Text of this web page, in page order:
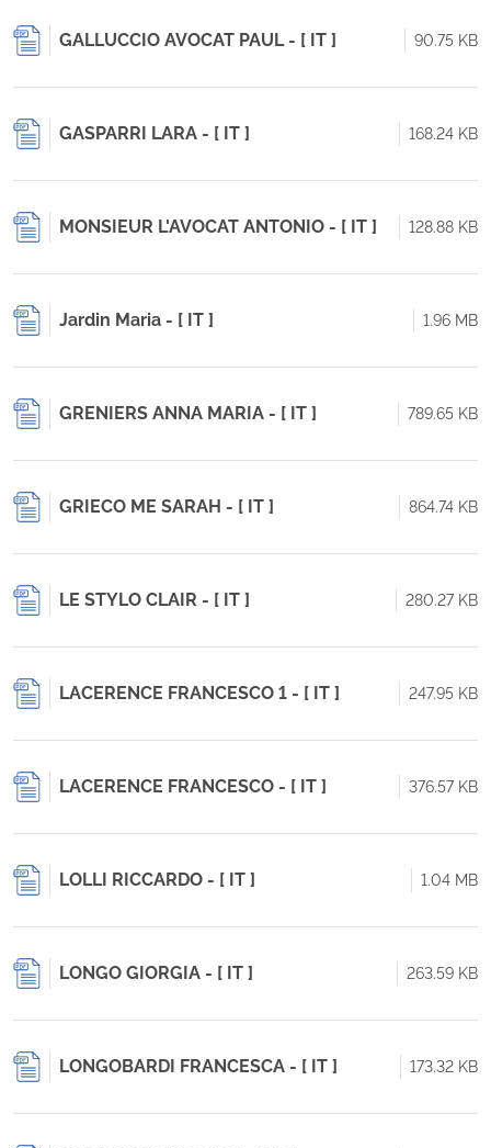
GALLUCCIO AVOCAT PAUL - [ IT ] 90.75 KB
GASPARRI LARA - [ IT ] 168.24 KB
MONSIEUR L'AVOCAT ANTONIO - [ IT ] 128.88 KB
Jardin Maria - [ IT ] 1.96 MB
GRENIERS ANNA MARIA - [ IT ] 789.65 KB
GRIECO ME SARAH - [ IT ] 864.74 KB
LE STYLO CLAIR - [ IT ] 280.27 KB
LACERENCE FRANCESCO 1 - [ IT ] 247.95 KB
LACERENCE FRANCESCO - [ IT ] 376.57 KB
LOLLI RICCARDO - [ IT ] 1.04 MB
LONGO GIORGIA - [ IT ] 263.59 KB
LONGOBARDI FRANCESCA - [ IT ] 173.32 KB